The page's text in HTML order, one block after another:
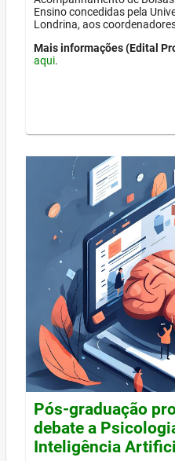
Ensino concedidas pela
Londrina, aos
Mais informações (Edital
aqui.
Pós-graduação
debate a
Inteligência